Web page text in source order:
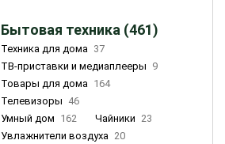
Бытовая техника (461)
Техника для дома 37
ТВ-приставки и медиаплееры 9
Товары для дома 164
Телевизоры 46
Умный дом 162 Чайники 23
Увлажнители воздуха 20